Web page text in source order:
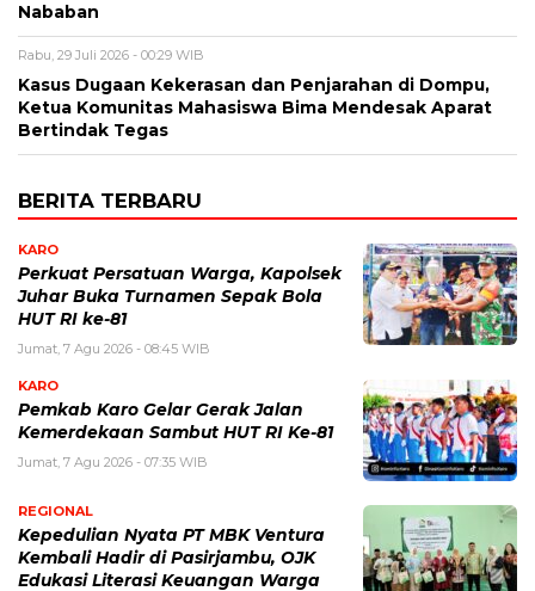
Nababan
Rabu, 29 Juli 2026 - 00:29 WIB
Kasus Dugaan Kekerasan dan Penjarahan di Dompu,
Ketua Komunitas Mahasiswa Bima Mendesak Aparat
Bertindak Tegas
BERITA TERBARU
KARO
Perkuat Persatuan Warga, Kapolsek
Juhar Buka Turnamen Sepak Bola
HUT RI ke-81
Jumat, 7 Agu 2026 - 08:45 WIB
KARO
Pemkab Karo Gelar Gerak Jalan
Kemerdekaan Sambut HUT RI Ke-81
Jumat, 7 Agu 2026 - 07:35 WIB
REGIONAL
Kepedulian Nyata PT MBK Ventura
Kembali Hadir di Pasirjambu, OJK
Edukasi Literasi Keuangan Warga